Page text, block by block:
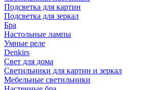
Подсветка для картин
Подсветка для зеркал
Бра
Настольные лампы
Умные реле
Denkirs
Свет для дома
Светильники для картин и зеркал
Мебельные светильники